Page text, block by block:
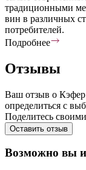
традиционными
вин в различных
потребителей.
Подробнее
Отзывы
Ваш отзыв о
определиться с
Поделитесь
Оставить отзыв
Возможно вы